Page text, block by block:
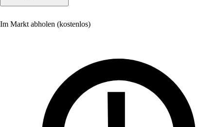
Im Markt abholen (kostenlos)